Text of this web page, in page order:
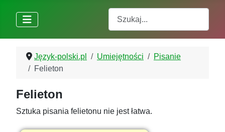
Język-polski.pl Umiejętności
Pisanie
Felieton
Felieton
Sztuka pisania felietonu nie jest łatwa.